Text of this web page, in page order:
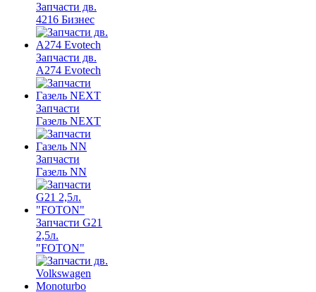
Запчасти дв.
4216 Бизнес
Запчасти дв.
A274 Evotech
Запчасти
Газель NEXT
Запчасти
Газель NN
Запчасти G21
2,5л.
"FOTON"